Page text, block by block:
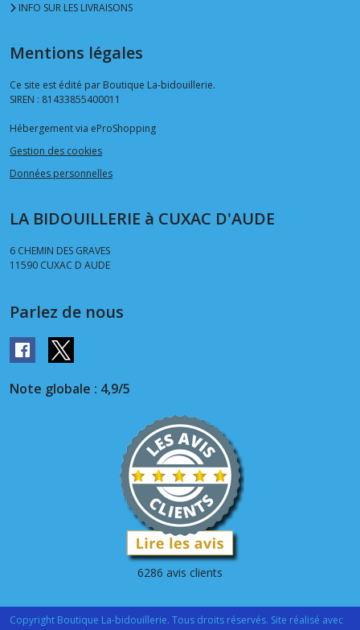
INFO SUR LES LIVRAISONS
Mentions légales
Ce site est édité par Boutique La-bidouillerie.
SIREN : 81433855400011
Hébergement via eProShopping
Gestion des cookies
Données personnelles
LA BIDOUILLERIE à CUXAC D'AUDE
6 CHEMIN DES GRAVES
11590 CUXAC D AUDE
Parlez de nous
Note globale : 4,9/5
6286 avis clients
Copyright Boutique La-bidouillerie. Tous droits réservés. Site réalisé avec